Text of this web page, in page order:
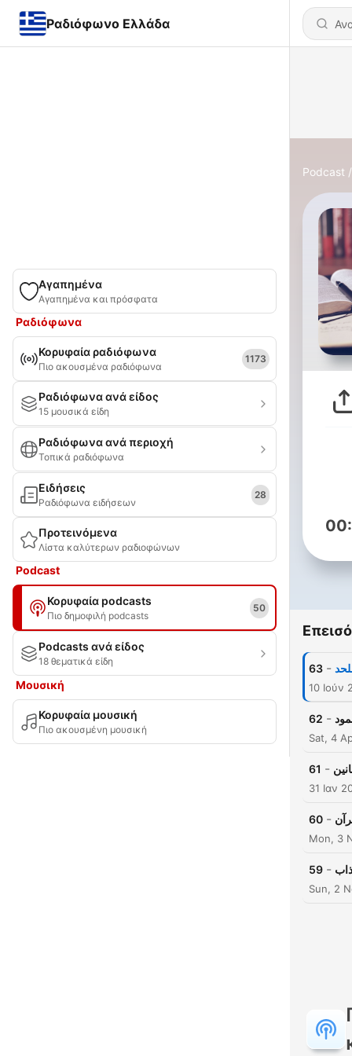
Ραδιόφωνο Ελλάδα
Αγαπημένα
Αγαπημένα και πρόσφατα
Ραδιόφωνα
Κορυφαία ραδιόφωνα
Πιο ακουσμένα ραδιόφωνα
1173
Ραδιόφωνα ανά είδος
15 μουσικά είδη
Ραδιόφωνα ανά περιοχή
Τοπικά ραδιόφωνα
Ειδήσεις
Ραδιόφωνα ειδήσεων
28
Προτεινόμενα
Λίστα καλύτερων ραδιοφώνων
Podcast
Κορυφαία podcasts
Πιο δημοφιλή podcasts
50
Podcasts ανά είδος
18 θεματικά είδη
Μουσική
Κορυφαία μουσική
Πιο ακουσμένη μουσική
Podcast
63 -
10 Ιούν
62 -
Sat, 4
61 -
31 Ιαν
60 -
Mon, 3
59 -
Sun, 2